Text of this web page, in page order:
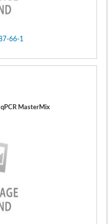
66-1
MasterMix